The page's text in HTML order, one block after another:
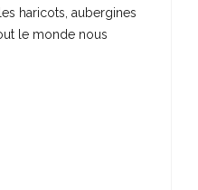
haricots, aubergines
le monde nous